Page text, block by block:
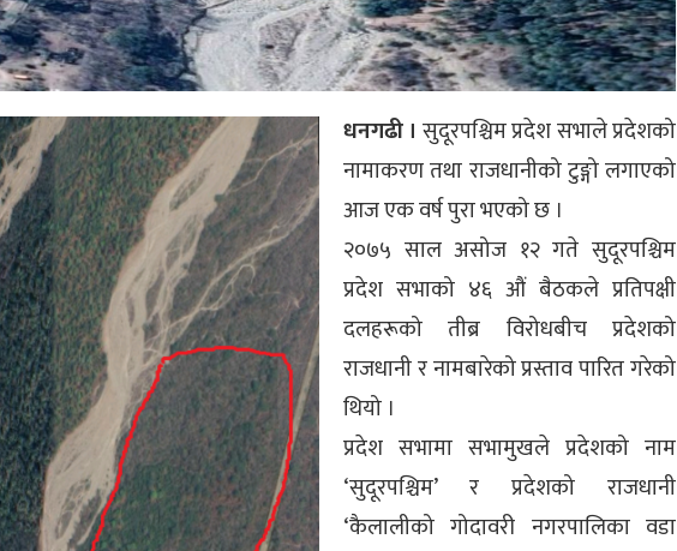
धनगढी । सुदूरपश्चिम प्रदेश सभाले प्रदेशको
नामाकरण तथा राजधानीको टुङ्गो लगाएको
आज एक वर्ष पुरा भएको छ ।
२०७५ साल असोज १२ गते सुदूरपश्चिम
प्रदेश सभाको ४६ औं बैठकले प्रतिपक्षी
दलहरूको तीब्र विरोधबीच प्रदेशको
राजधानी र नामबारेको प्रस्ताव पारित गरेको
थियो ।
प्रदेश सभामा सभामुखले प्रदेशको नाम
‘सुदूरपश्चिम’ र प्रदेशको राजधानी
‘कैलालीको गोदावरी नगरपालिका वडा